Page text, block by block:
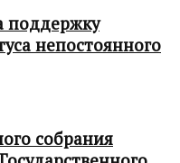
поддержку
непостоянного
собрания